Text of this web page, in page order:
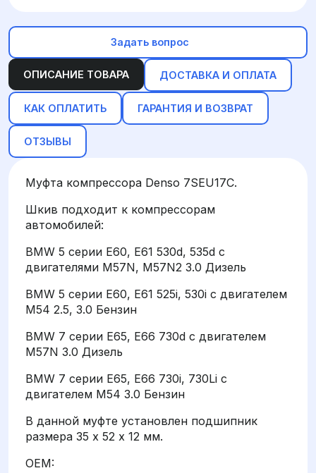
ОПИСАНИЕ ТОВАРА ДОСТАВКА И ОПЛАТА
КАК ОПЛАТИТЬ ГАРАНТИЯ И ВОЗВРАТ
ОТЗЫВЫ
Муфта компрессора Denso 7SEU17C.
Шкив подходит к компрессорам
автомобилей:
BMW 5 серии E60, E61 530d, 535d с
двигателями M57N, M57N2 3.0 Дизель
BMW 5 серии E60, E61 525i, 530i с двигателем
M54 2.5, 3.0 Бензин
BMW 7 серии E65, E66 730d с двигателем
M57N 3.0 Дизель
BMW 7 серии E65, E66 730i, 730Li с
двигателем M54 3.0 Бензин
В данной муфте установлен подшипник
размера 35 х 52 х 12 мм.
OEM:
Задать вопрос